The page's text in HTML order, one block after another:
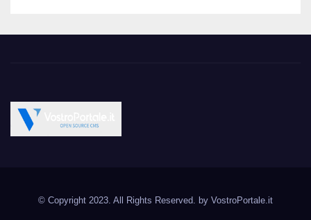
© Copyright 2023. All Rights Reserved. by VostroPortale.it